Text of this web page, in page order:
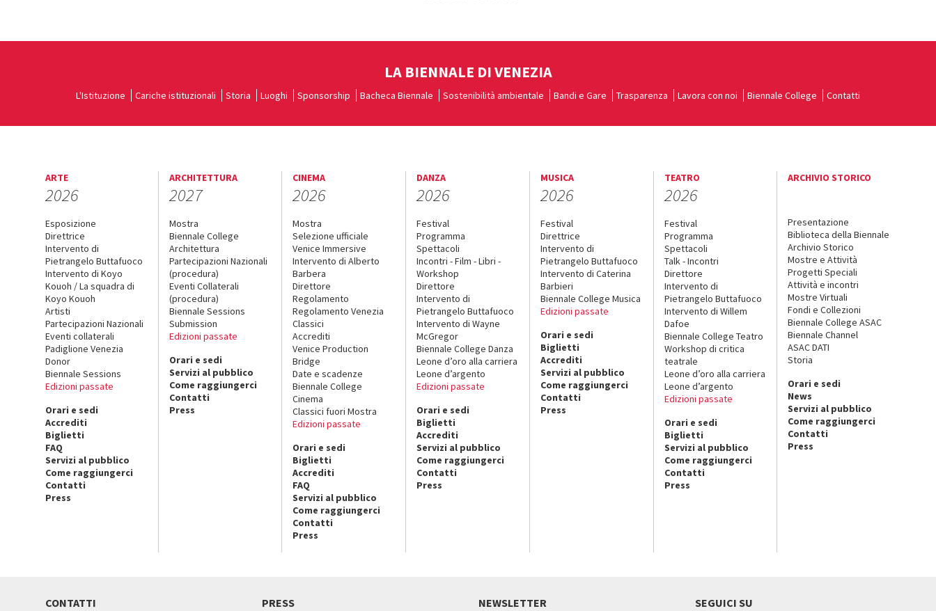
LA BIENNALE DI VENEZIA
L'Istituzione Cariche istituzionali Storia Luoghi Sponsorship Bacheca Biennale Sostenibilità ambientale Bandi e Gare Trasparenza Lavora con noi Biennale College Contatti
ARTE
2026
Esposizione
Direttrice
Intervento di
Pietrangelo Buttafuoco
Intervento di Koyo
Kouoh / La squadra di
Koyo Kouoh
Artisti
Partecipazioni Nazionali
Eventi collaterali
Padiglione Venezia
Donor
Biennale Sessions
Edizioni passate
Orari e sedi
Accrediti
Biglietti
FAQ
Servizi al pubblico
Come raggiungerci
Contatti
Press
ARCHITETTURA
2027
Mostra
Biennale College
Architettura
Partecipazioni Nazionali
(procedura)
Eventi Collaterali
(procedura)
Biennale Sessions
Submission
Edizioni passate
Orari e sedi
Servizi al pubblico
Come raggiungerci
Contatti
Press
CINEMA
2026
Mostra
Selezione ufficiale
Venice Immersive
Intervento di Alberto
Barbera
Direttore
Regolamento
Regolamento Venezia
Classici
Accrediti
Venice Production
Bridge
Date e scadenze
Biennale College
Cinema
Classici fuori Mostra
Edizioni passate
Orari e sedi
Biglietti
Accrediti
FAQ
Servizi al pubblico
Come raggiungerci
Contatti
Press
DANZA
2026
Festival
Programma
Spettacoli
Incontri - Film - Libri -
Workshop
Direttore
Intervento di
Pietrangelo Buttafuoco
Intervento di Wayne
McGregor
Biennale College Danza
Leone d’oro alla carriera
Leone d’argento
Edizioni passate
Orari e sedi
Biglietti
Accrediti
Servizi al pubblico
Come raggiungerci
Contatti
Press
MUSICA
2026
Festival
Direttrice
Intervento di
Pietrangelo Buttafuoco
Intervento di Caterina
Barbieri
Biennale College Musica
Edizioni passate
Orari e sedi
Biglietti
Accrediti
Servizi al pubblico
Come raggiungerci
Contatti
Press
TEATRO
2026
Festival
Programma
Spettacoli
Talk - Incontri
Direttore
Intervento di
Pietrangelo Buttafuoco
Intervento di Willem
Dafoe
Biennale College Teatro
Workshop di critica
teatrale
Leone d’oro alla carriera
Leone d’argento
Edizioni passate
Orari e sedi
Biglietti
Servizi al pubblico
Come raggiungerci
Contatti
Press
ARCHIVIO STORICO
Presentazione
Biblioteca della Biennale
Archivio Storico
Mostre e Attività
Progetti Speciali
Attività e incontri
Mostre Virtuali
Fondi e Collezioni
Biennale College ASAC
Biennale Channel
ASAC DATI
Storia
Orari e sedi
News
Servizi al pubblico
Come raggiungerci
Contatti
Press
CONTATTI PRESS NEWSLETTER SEGUICI SU